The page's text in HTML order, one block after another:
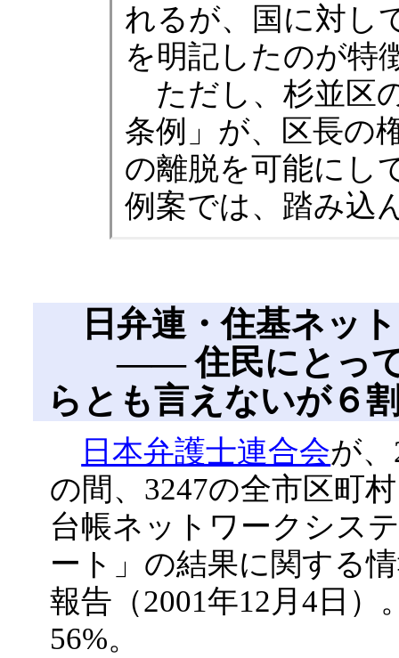
れるが、国に対し
を明記したのが特
ただし、杉並区
条例」が、区長の
の離脱を可能にし
例案では、踏み込
日弁連・住基ネッ
―― 住民にとって
らとも言えないが
日本弁護士連合会が
の間、3247の全市区町
台帳ネットワークシス
ート」の結果に関する
報告（2001年12月4日
56%。